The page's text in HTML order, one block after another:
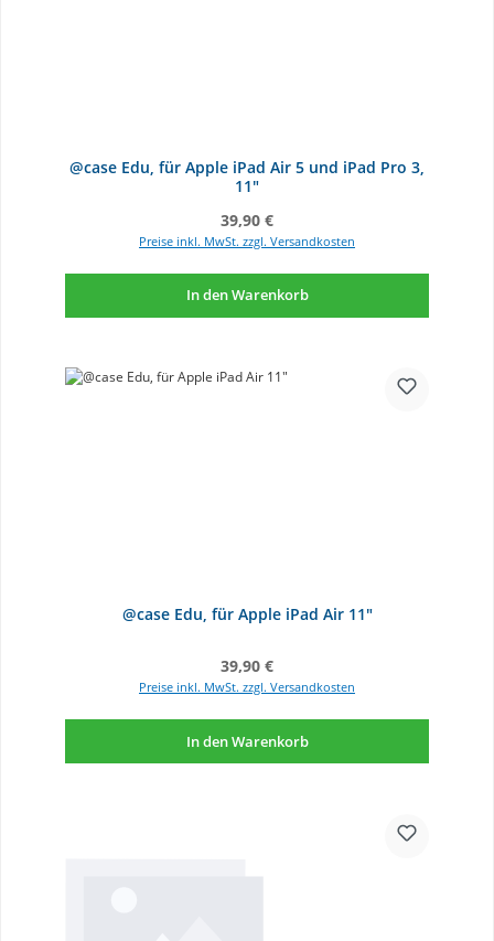
@case Edu, für Apple iPad Air 5 und iPad Pro 3,
11"
Regulärer Preis:
39,90 €
Preise inkl. MwSt. zzgl. Versandkosten
In den Warenkorb
@case Edu, für Apple iPad Air 11"
Regulärer Preis:
39,90 €
Preise inkl. MwSt. zzgl. Versandkosten
In den Warenkorb